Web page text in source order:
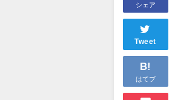
シェア
Tweet
B!
はてブ